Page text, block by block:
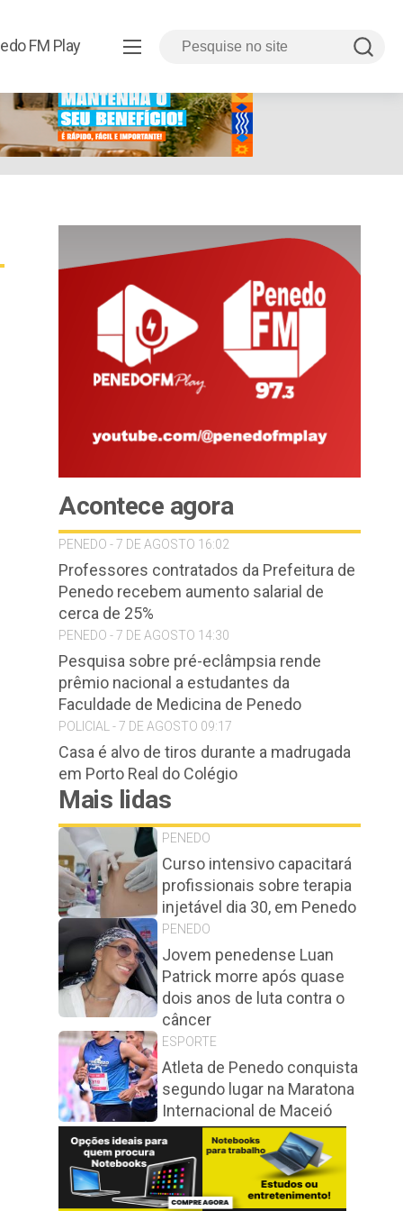
FM Play
Acontece agora
PENEDO - 7 DE AGOSTO 16:02
Professores contratados da Prefeitura de
Penedo recebem aumento salarial de
cerca de 25%
PENEDO - 7 DE AGOSTO 14:30
Pesquisa sobre pré-eclâmpsia rende
prêmio nacional a estudantes da
Faculdade de Medicina de Penedo
POLICIAL - 7 DE AGOSTO 09:17
Casa é alvo de tiros durante a madrugada
em Porto Real do Colégio
Mais lidas
PENEDO
Curso intensivo capacitará
profissionais sobre terapia
injetável dia 30, em Penedo
PENEDO
Jovem penedense Luan
Patrick morre após quase
dois anos de luta contra o
câncer
ESPORTE
Atleta de Penedo conquista
segundo lugar na Maratona
Internacional de Maceió